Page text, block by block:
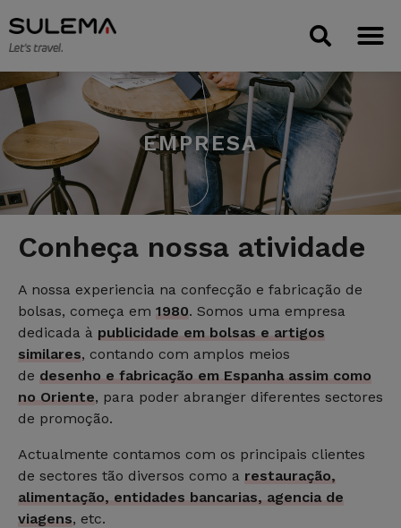
EMPRESA
Conheça nossa atividade
A nossa experiencia na confecção e fabricação de
bolsas, começa em 1980. Somos uma empresa
dedicada à publicidade em bolsas e artigos
similares, contando com amplos meios
de desenho e fabricação em Espanha assim como
no Oriente, para poder abranger diferentes sectores
de promoção.
Actualmente contamos com os principais clientes
de sectores tão diversos como a restauração,
alimentação, entidades bancarias, agencia de
viagens, etc.